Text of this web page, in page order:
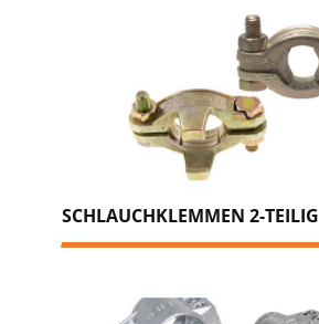
SCHLAUCHKLEMMEN 2-TEILIG